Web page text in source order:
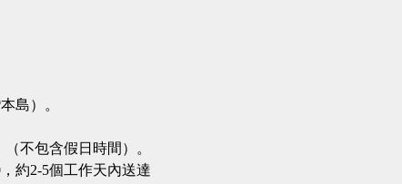
島）。
不包含假日時間）。
約2-5個工作天內送達